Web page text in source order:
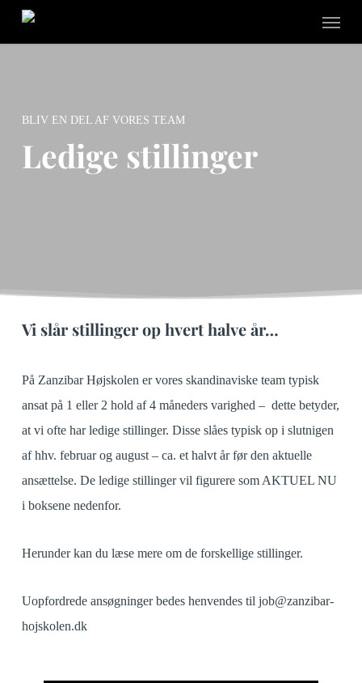
Skip
Menu
BLIV EN DEL AF VORES TEAM
Ledige stillinger
Vi slår stillinger op hvert halve år…
På Zanzibar Højskolen er vores skandinaviske team typisk
ansat på 1 eller 2 hold af 4 måneders varighed – dette betyder,
at vi ofte har ledige stillinger. Disse slåes typisk op i slutnigen
af hhv. februar og august – ca. et halvt år før den aktuelle
ansættelse. De ledige stillinger vil figurere som AKTUEL NU
i boksene nedenfor.
Herunder kan du læse mere om de forskellige stillinger.
Uopfordrede ansøgninger bedes henvendes til job@zanzibar-
hojskolen.dk